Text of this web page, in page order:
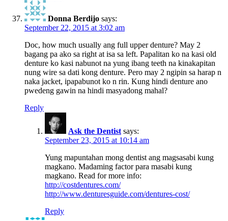
Donna Berdijo says:
September 22, 2015 at 3:02 am
Doc, how much usually ang full upper denture? May 2
bagang pa ako sa right at isa sa left. Papalitan ko na kasi old
denture ko kasi nabunot na yung ibang teeth na kinakapitan
nung wire sa dati kong denture. Pero may 2 ngipin sa harap n
naka jacket, ipapabunot ko n rin. Kung hindi denture ano
pwedeng gawin na hindi masyadong mahal?
Reply
Ask the Dentist says:
September 23, 2015 at 10:14 am
Yung mapuntahan mong dentist ang magsasabi kung
magkano. Madaming factor para masabi kung
magkano. Read for more info:
http://costdentures.com/
http://www.denturesguide.com/dentures-cost/
Reply